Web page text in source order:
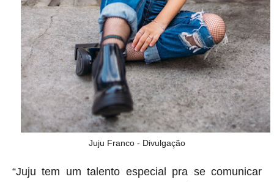
Juju Franco - Divulgação
“Juju tem um talento especial pra se comunicar